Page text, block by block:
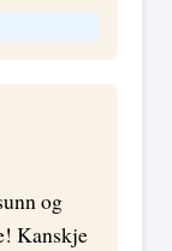
og
Kanskje